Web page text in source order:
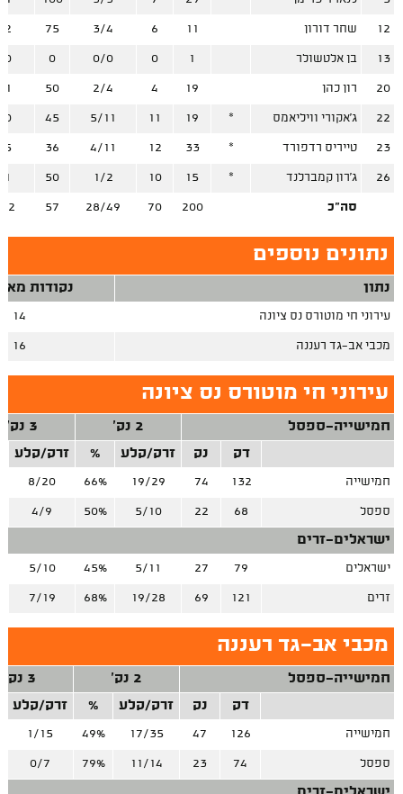
12 שחר דורון 11
6
3/4
75
2
13 בן אלטשולר 1
0
0/0
0
0
20 רון כהן 19
4
2/4
50
1
22 ג'אקורי וויליאמס *
19
11
5/11
45
0
23 טייריס רדפורד *
33
12
4/11
36
5
26 ג'רון קמברלנד *
15
10
1/2
50
1
סה"כ 200
70
28/49
57
נתונים נוספים
נתון נקודות
עירוני חי מוטורס נס ציונה 14
מכבי אב־גד רעננה 16
עירוני חי מוטורס נס ציונה
חמישייה-ספסל 2 נק'
3 נק'
דק
נק זרק/קלע % זרק/קלע
חמישייה 132
74
19/29
66%
8/20
ספסל 68
22
5/10
50%
4/9
ישראלים-זרים
ישראלים 79
27
5/11
45%
5/10
זרים 121
69
19/28
68%
7/19
מכבי אב־גד רעננה
חמישייה-ספסל 2 נק'
3 נק'
דק
נק זרק/קלע % זרק/קלע
חמישייה 126
47
17/35
49%
1/15
ספסל 74
23
11/14
79%
0/7